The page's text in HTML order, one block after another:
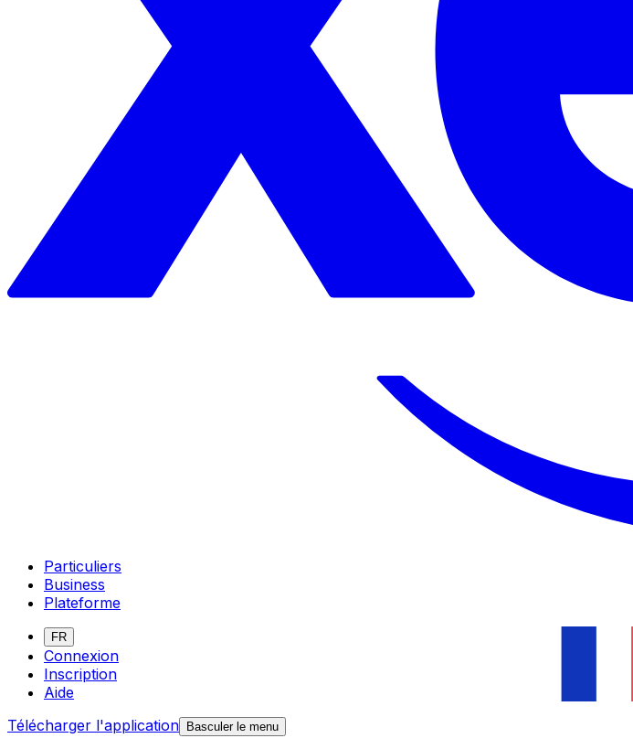
Particuliers
Business
Plateforme
FR
Connexion
Inscription
Aide
Télécharger l'application Basculer le menu